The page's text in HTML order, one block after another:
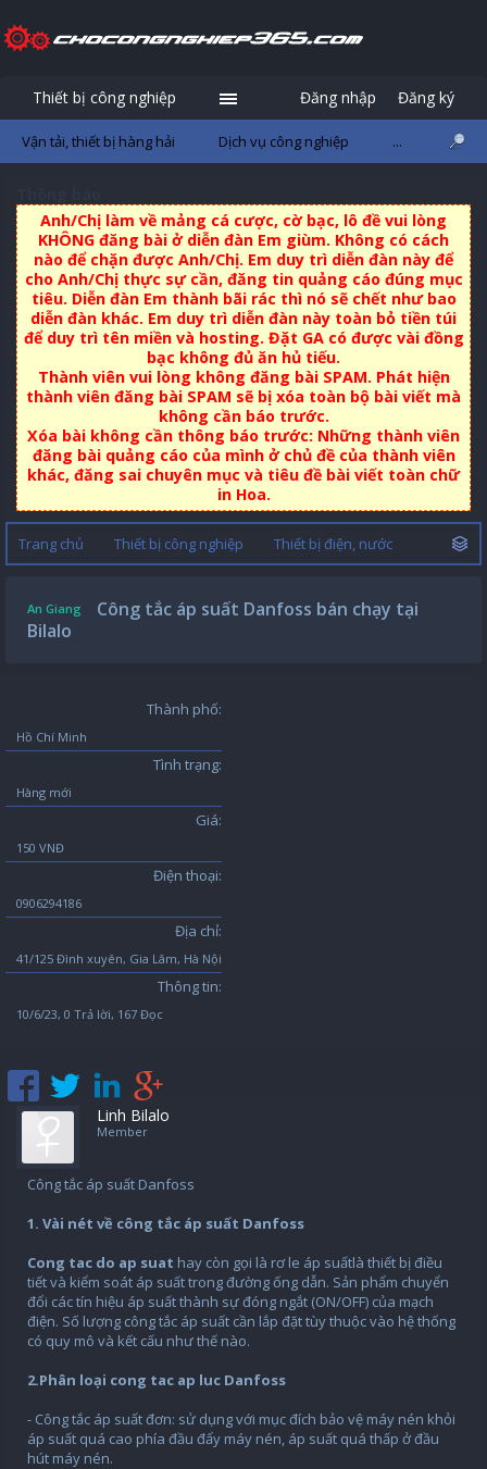
Anh/Chị làm về mảng cá cược, cờ bạc, lô đề vui lòng
KHÔNG đăng bài ở diễn đàn Em giùm. Không có cách
nào để chặn được Anh/Chị. Em duy trì diễn đàn này để
cho Anh/Chị thực sự cần, đăng tin quảng cáo đúng mục
tiêu. Diễn đàn Em thành bãi rác thì nó sẽ chết như bao
diễn đàn khác. Em duy trì diễn đàn này toàn bỏ tiền túi
để duy trì tên miền và hosting. Đặt GA có được vài đồng
bạc không đủ ăn hủ tiếu.
Thành viên vui lòng không đăng bài SPAM. Phát hiện
thành viên đăng bài SPAM sẽ bị xóa toàn bộ bài viết mà
không cần báo trước.
Xóa bài không cần thông báo trước: Những thành viên
đăng bài quảng cáo của mình ở chủ đề của thành viên
khác, đăng sai chuyên mục và tiêu đề bài viết toàn chữ
in Hoa.
Trang chủ Thiết bị công nghiệp Thiết bị điện, nước
An Giang
Công tắc áp suất Danfoss bán chạy tại
Bilalo
Thành phố:
Hồ Chí Minh
Tình trạng:
Hàng mới
Giá:
150 VNĐ
Điện thoại:
0906294186
Địa chỉ:
41/125 Đình xuyên, Gia Lâm, Hà Nội
Thông tin:
10/6/23, 0 Trả lời, 167 Đọc
Linh Bilalo
Member
Công tắc áp suất Danfoss
1. Vài nét về công tắc áp suất Danfoss
Cong tac do ap suat hay còn gọi là rơ le áp suấtlà thiết bị điều
tiết và kiểm soát áp suất trong đường ống dẫn. Sản phẩm chuyển
đổi các tín hiệu áp suất thành sự đóng ngắt (ON/OFF) của mạch
điện. Số lượng công tắc áp suất cần lắp đặt tùy thuộc vào hệ thống
có quy mô và kết cấu như thế nào.
2.Phân loại cong tac ap luc Danfoss
- Công tắc áp suất đơn: sử dụng với mục đích bảo vệ máy nén khỏi
áp suất quá cao phía đầu đẩy máy nén, áp suất quá thấp ở đầu
hút máy nén.
Thiết bị công nghiệp
Vận tải, thiết bị hàng hải Dịch vụ công nghiệp ...
Đăng nhập Đăng ký